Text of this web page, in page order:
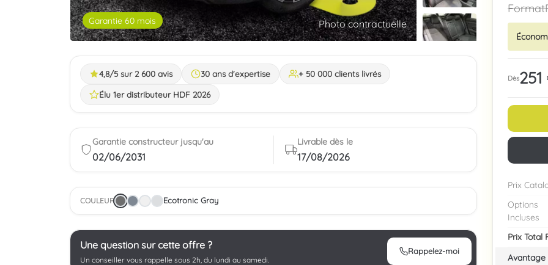
Garantie 60 mois Photo contractuelle Garantie 60 mois
4,8/5 sur 2 600 avis 30 ans d'expertise
+ 50 000 clients livrés
Élu 1er distributeur HDF 2026
Garantie constructeur jusqu'au
02/06/2031
Livrable dès le
17/08/2026
COULEUR Ecotronic Gray
Une question sur cette offre ?
Un conseiller vous rappelle sous 2h, du lundi au samedi.
Rappelez-moi
Dès
Prix
Options
Incluses
Prix Total
Avantage